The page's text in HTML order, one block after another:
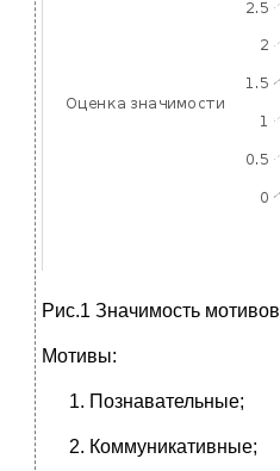
Рис.1 Значимость мотивов
Мотивы:
Познавательные;
Коммуникативные;